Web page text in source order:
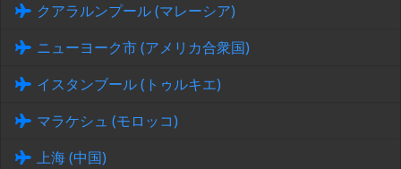
クアラルンプール (マレーシア)
ニューヨーク市 (アメリカ合衆国)
イスタンブール (トゥルキエ)
マラケシュ (モロッコ)
上海 (中国)